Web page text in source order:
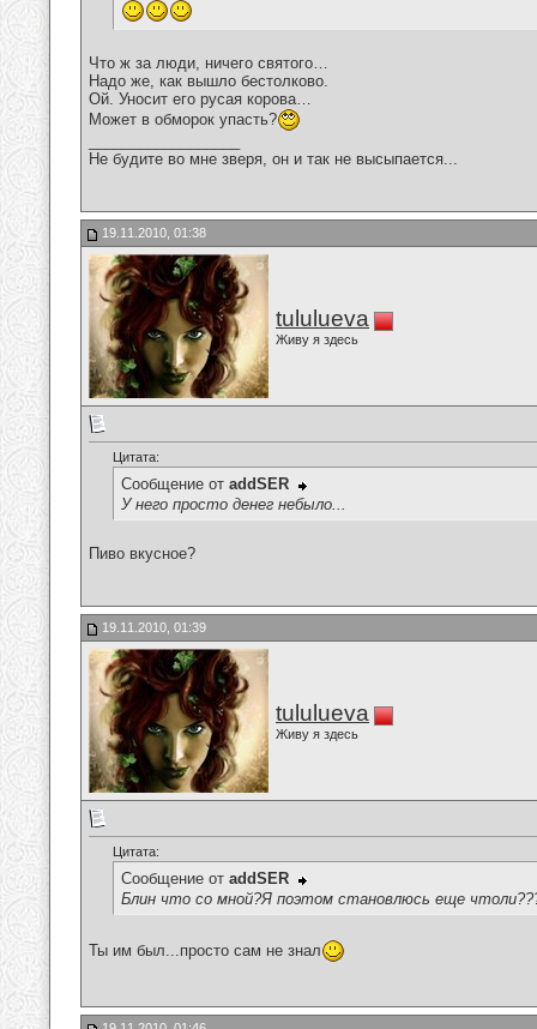
Что ж за люди, ничего святого…
Надо же, как вышло бестолково.
Ой. Уносит его русая корова…
Может в обморок упасть?
Не будите во мне зверя, он и так не высыпается...
19.11.2010, 01:38
tululueva
Живу я здесь
Цитата:
Сообщение от addSER
У него просто денег небыло...
Пиво вкусное?
19.11.2010, 01:39
tululueva
Живу я здесь
Цитата:
Сообщение от addSER
Блин что со мной?Я поэтом становлюсь еще
Ты им был...просто сам не знал